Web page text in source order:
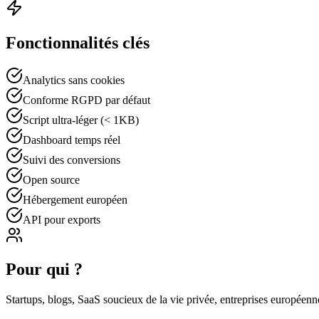
Fonctionnalités clés
Analytics sans cookies
Conforme RGPD par défaut
Script ultra-léger (< 1KB)
Dashboard temps réel
Suivi des conversions
Open source
Hébergement européen
API pour exports
Pour qui ?
Startups, blogs, SaaS soucieux de la vie privée, entreprises